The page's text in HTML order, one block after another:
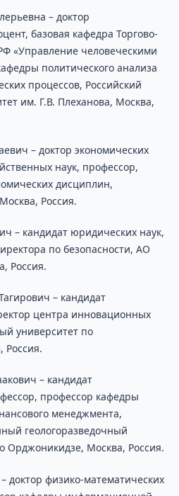
– доктор
базовая кафедра Торгово-
«Управление человеческими
политического анализа
процессов, Российский
им. Г.В. Плеханова, Москва,
– доктор экономических
наук, профессор,
дисциплин,
Россия.
– кандидат юридических наук,
по безопасности, АО
Россия.
– кандидат
центра инновационных
университет по
Россия.
– кандидат
профессор кафедры
менеджмента,
геологоразведочный
Орджоникидзе, Москва, Россия.
доктор физико-математических